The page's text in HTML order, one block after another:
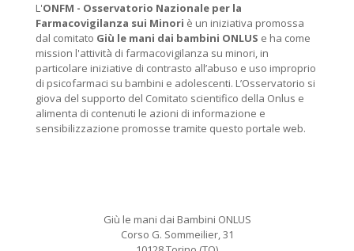
L'ONFM - Osservatorio Nazionale per la
Farmacovigilanza sui Minori è un iniziativa promossa
dal comitato Giù le mani dai bambini ONLUS e ha come
mission l'attività di farmacovigilanza su minori, in
particolare iniziative di contrasto all’abuso e uso improprio
di psicofarmaci su bambini e adolescenti. L’Osservatorio si
giova del supporto del Comitato scientifico della Onlus e
alimenta di contenuti le azioni di informazione e
sensibilizzazione promosse tramite questo portale web.
Giù le mani dai Bambini ONLUS
Corso G. Sommeilier, 31